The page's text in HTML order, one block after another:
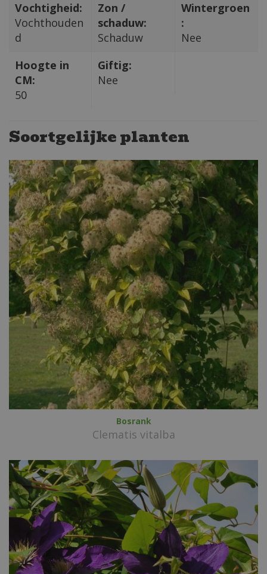
Vochtigheid:
Vochthouden
d
Zon /
schaduw:
Schaduw
Wintergroen
:
Nee
Hoogte in
CM:
50
Giftig:
Nee
Soortgelijke planten
Bosrank
Clematis vitalba